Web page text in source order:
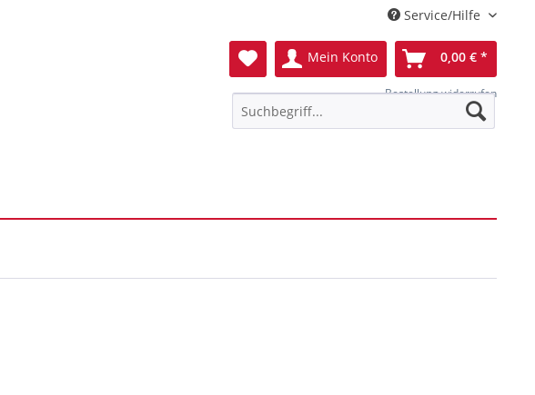
Service/Hilfe
Mein Konto 0,00 € *
Bestellung widerrufen